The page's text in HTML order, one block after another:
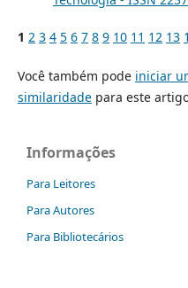
1 2 3 4 5 6 7 8 9 10 11 12 13
Você também pode iniciar
similaridadepara este
Informações
Para Leitores
Para Autores
Para Bibliotecários